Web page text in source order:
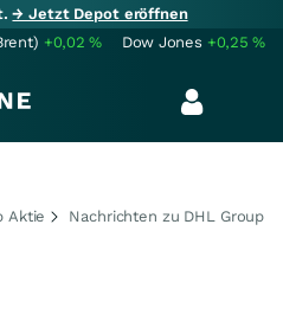
→ Jetzt Depot eröffnen
+0,02% Dow Jones +0,25%
Aktie Nachrichten zu DHL Group